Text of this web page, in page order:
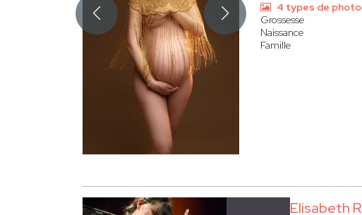
4 types de
Grossesse
Naissance
Famille
Elisabeth